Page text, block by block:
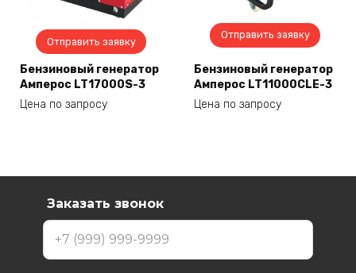
Отправить заявку
Бензиновый генератор
Амперос LT17000S-3
Цена по запросу
Отправить заявку
Бензиновый генератор
Амперос LT11000CLE-3
Цена по запросу